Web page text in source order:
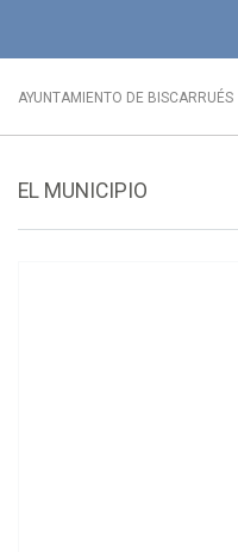
AYUNTAMIENTO DE BISCARRUÉS
EL MUNICIPIO